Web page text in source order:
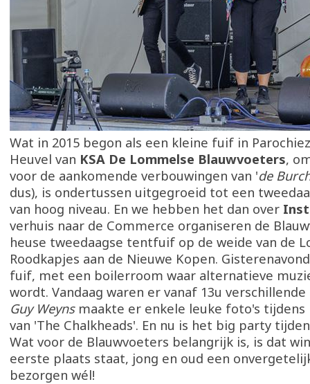
Wat in 2015 begon als een kleine fuif in
Heuvel van KSA De Lommelse Blauwvoeters,
voor de aankomende verbouwingen van 'de
dus), is ondertussen uitgegroeid tot een
van hoog niveau. En we hebben het dan over
verhuis naar de Commerce organiseren de
heuse tweedaagse tentfuif op de weide van de
Roodkapjes aan de Nieuwe Kopen.
fuif, met een boilerroom waar alternatieve
wordt. Vandaag waren er vanaf 13u
Guy Weynsmaakte er enkele leuke foto's
van 'The Chalkheads'. En nu is het big party
Wat voor de Blauwvoeters belangrijk is, is dat
eerste plaats staat, jong en oud een
bezorgen wél!